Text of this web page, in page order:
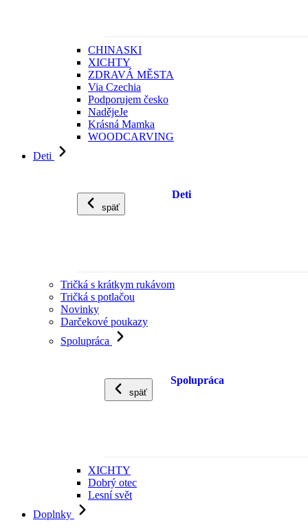
CHINASKI
XICHTY
ZDRAVÁ MĚSTA
Via Czechia
Podporujem česko
NadějeJe
Krásná Mamka
WOODCARVING
Deti
späť
Deti
Tričká s krátkym rukávom
Tričká s potlačou
Novinky
Darčekové poukazy
Spolupráca
späť
Spolupráca
XICHTY
Dobrý otec
Lesní svět
Doplnky